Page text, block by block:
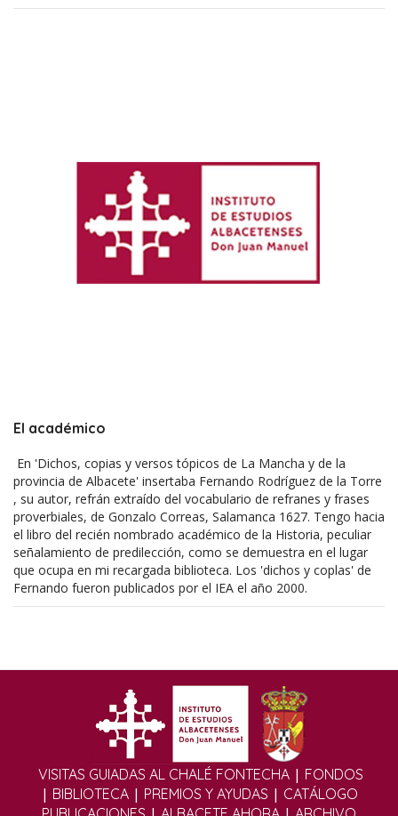
El académico
En 'Dichos, copias y versos tópicos de La Mancha y de la
provincia de Albacete' insertaba Fernando Rodríguez de la Torre
, su autor, refrán extraído del vocabulario de refranes y frases
proverbiales, de Gonzalo Correas, Salamanca 1627. Tengo hacia
el libro del recién nombrado académico de la Historia, peculiar
señalamiento de predilección, como se demuestra en el lugar
que ocupa en mi recargada biblioteca. Los 'dichos y coplas' de
Fernando fueron publicados por el IEA el año 2000.
VISITAS GUIADAS AL CHALÉ FONTECHA | FONDOS
| BIBLIOTECA| PREMIOS Y AYUDAS | CATÁLOGO